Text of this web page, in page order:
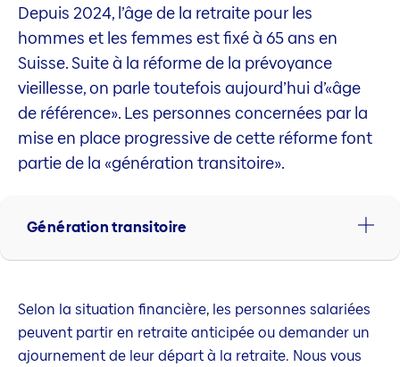
Depuis 2024, l’âge de la retraite pour les
hommes et les femmes est fixé à 65 ans en
Suisse. Suite à la réforme de la prévoyance
vieillesse, on parle toutefois aujourd’hui d’«âge
de référence». Les personnes concernées par la
mise en place progressive de cette réforme font
partie de la «génération transitoire».
Génération transitoire
Selon la situation financière, les personnes salariées
peuvent partir en retraite anticipée ou demander un
ajournement de leur départ à la retraite. Nous vous